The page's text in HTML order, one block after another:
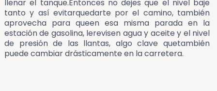
llenar el tanque.Entonces no dejes que el nivel baje
tanto y así evitarquedarte por el camino, también
aprovecha para queen esa misma parada en la
estación de gasolina, lerevisen agua y aceite y el nivel
de presión de las llantas, algo clave quetambién
puede cambiar drásticamente en la carretera.